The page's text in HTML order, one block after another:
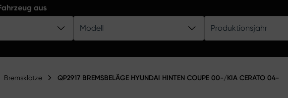
aus
Modell Produktionsjahr
Bremsklötze QP2917 BREMSBELÄGE HYUNDAI HINTEN COUPE 00-/KIA CERATO 04-